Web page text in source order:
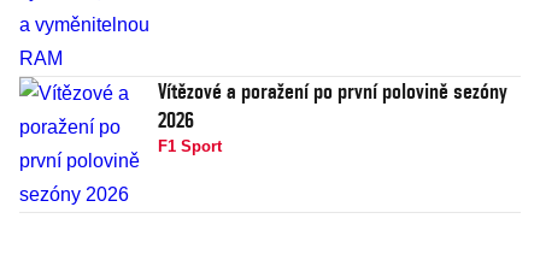
Vítězové a poražení po první polovině sezóny
2026
F1 Sport